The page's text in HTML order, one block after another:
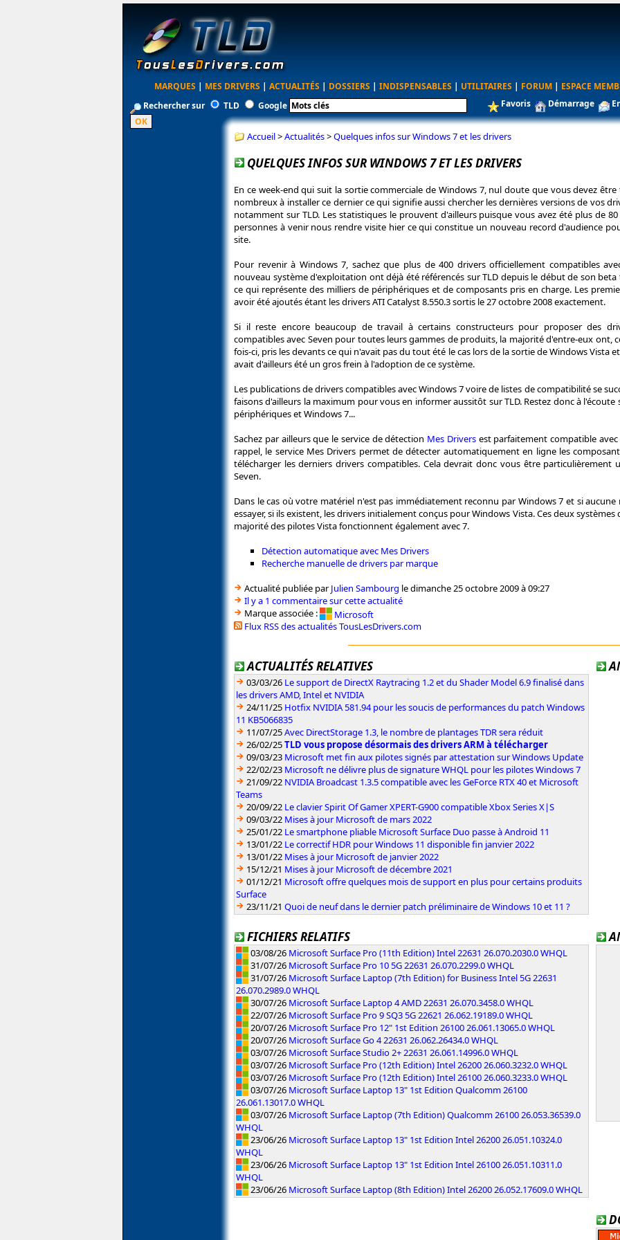
MARQUES | MES DRIVERS | ACTUALITÉS | DOSSIERS | INDISPENSABLES | UTILITAIRES | FORUM | ESPACE
Rechercher sur
TLD Google Favoris Démarrage
Accueil>Actualités>Quelques infos sur Windows 7 et les drivers
QUELQUES INFOS SUR WINDOWS 7 ET LES DRIVERS
En ce week-end qui suit la sortie commerciale de Windows 7, nul doute que vous devez être
nombreux à installer ce dernier ce qui signifie aussi chercher les dernières versions de vos
notamment sur TLD. Les statistiques le prouvent d'ailleurs puisque vous avez été plus de 80
personnes à venir nous rendre visite hier ce qui constitue un nouveau record d'audience
site.
Pour revenir à Windows 7, sachez que plus de 400 drivers officiellement compatibles
nouveau système d'exploitation ont déjà été référencés sur TLD depuis le début de son beta
ce qui représente des milliers de périphériques et de composants pris en charge. Les
avoir été ajoutés étant les drivers ATI Catalyst 8.550.3 sortis le 27 octobre 2008 exactement.
Si il reste encore beaucoup de travail à certains constructeurs pour proposer des
compatibles avec Seven pour toutes leurs gammes de produits, la majorité d'entre-eux ont,
fois-ci, pris les devants ce qui n'avait pas du tout été le cas lors de la sortie de Windows Vista
avait d'ailleurs été un gros frein à l'adoption de ce système.
Les publications de drivers compatibles avec Windows 7 voire de listes de compatibilité se
faisons d'ailleurs la maximum pour vous en informer aussitôt sur TLD. Restez donc à
périphériques et Windows 7...
Sachez par ailleurs que le service de détection Mes Driversest parfaitement compatible
rappel, le service Mes Drivers permet de détecter automatiquement en ligne les
télécharger les derniers drivers compatibles. Cela devrait donc vous être
Seven.
Dans le cas où votre matériel n'est pas immédiatement reconnu par Windows 7 et si
essayer, si ils existent, les drivers initialement conçus pour Windows Vista. Ces deux
majorité des pilotes Vista fonctionnent également avec 7.
Détection automatique avec Mes Drivers
Recherche manuelle de drivers par marque
Actualité publiée parJulien Sambourg le dimanche 25 octobre 2009 à 09:27
Il y a 1 commentaire sur cette actualité
Marque associée :
Microsoft
Flux RSS des actualités TousLesDrivers.com
ACTUALITÉS RELATIVES
03/03/26 Le support de DirectX Raytracing 1.2 et du Shader Model 6.9 finalisé dans
les drivers AMD, Intel et NVIDIA
24/11/25 Hotfix NVIDIA 581.94 pour les soucis de performances du patch Windows
11 KB5066835
11/07/25Avec DirectStorage 1.3, le nombre de plantages TDR sera réduit
26/02/25TLD vous propose désormais des drivers ARM à télécharger
09/03/23 Microsoft met fin aux pilotes signés par attestation sur Windows Update
22/02/23 Microsoft ne délivre plus de signature WHQL pour les pilotes Windows 7
21/09/22 NVIDIA Broadcast 1.3.5 compatible avec les GeForce RTX 40 et Microsoft
Teams
20/09/22 Le clavier Spirit Of Gamer XPERT-G900 compatible Xbox Series X|S
09/03/22 Mises à jour Microsoft de mars 2022
25/01/22 Le smartphone pliable Microsoft Surface Duo passe à Android 11
13/01/22 Le correctif HDR pour Windows 11 disponible fin janvier 2022
13/01/22 Mises à jour Microsoft de janvier 2022
15/12/21 Mises à jour Microsoft de décembre 2021
01/12/21 Microsoft offre quelques mois de support en plus pour certains produits
Surface
23/11/21 Quoi de neuf dans le dernier patch préliminaire de Windows 10 et 11 ?
FICHIERS RELATIFS
03/08/26 Microsoft Surface Pro (11th Edition) Intel 22631 26.070.2030.0 WHQL
31/07/26 Microsoft Surface Pro 10 5G 22631 26.070.2299.0 WHQL
31/07/26 Microsoft Surface Laptop (7th Edition) for Business Intel 5G 22631
26.070.2989.0 WHQL
30/07/26 Microsoft Surface Laptop 4 AMD 22631 26.070.3458.0 WHQL
22/07/26 Microsoft Surface Pro 9 SQ3 5G 22621 26.062.19189.0 WHQL
20/07/26 Microsoft Surface Pro 12" 1st Edition 26100 26.061.13065.0 WHQL
20/07/26 Microsoft Surface Go 4 22631 26.062.26434.0 WHQL
03/07/26 Microsoft Surface Studio 2+ 22631 26.061.14996.0 WHQL
03/07/26 Microsoft Surface Pro (12th Edition) Intel 26200 26.060.3232.0 WHQL
03/07/26 Microsoft Surface Pro (12th Edition) Intel 26100 26.060.3233.0 WHQL
03/07/26 Microsoft Surface Laptop 13" 1st Edition Qualcomm 26100
26.061.13017.0 WHQL
03/07/26 Microsoft Surface Laptop (7th Edition) Qualcomm 26100 26.053.36539.0
WHQL
23/06/26 Microsoft Surface Laptop 13" 1st Edition Intel 26200 26.051.10324.0
WHQL
23/06/26 Microsoft Surface Laptop 13" 1st Edition Intel 26100 26.051.10311.0
WHQL
23/06/26 Microsoft Surface Laptop (8th Edition) Intel 26200 26.052.17609.0 WHQL